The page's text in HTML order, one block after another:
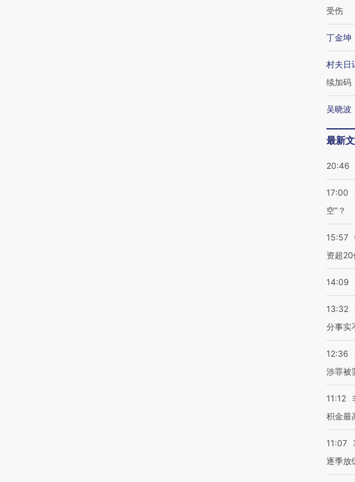
受伤
丁金坤
村夫日
续加码
吴晓波
最新
20:46
17:00
空”？
15:57
资超
14:09
13:32
分事实
12:36
涉罪被
11:12
积金最
11:07
逐季放